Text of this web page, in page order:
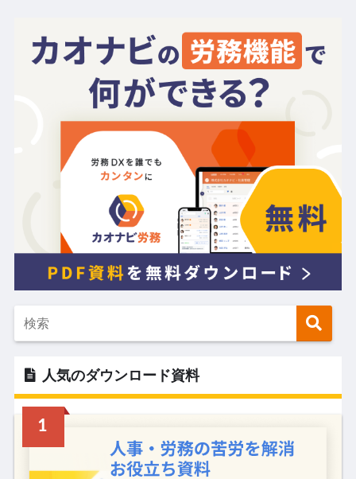
人気のダウンロード資料